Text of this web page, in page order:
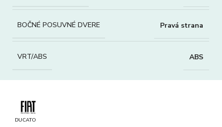
BOČNÉ POSUVNÉ DVERE Pravá strana
VRT/ABS ABS
DUCATO